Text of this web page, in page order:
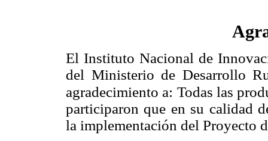
El Instituto Nacional de
del Ministerio de Desarrollo
agradecimiento a: Todas las
participaron que en su calidad
la implementación del Proyecto